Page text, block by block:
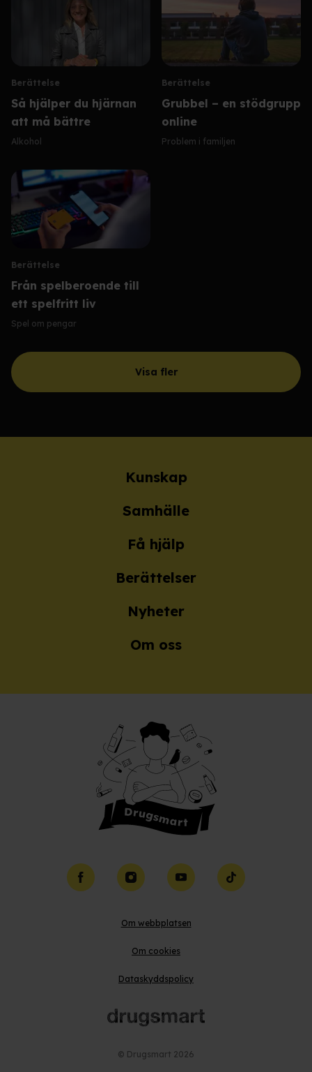
Berättelse
Så hjälper du hjärnan
att må bättre
Alkohol
Berättelse
Grubbel – en stödgrupp
online
Problem i familjen
Berättelse
Från spelberoende till
ett spelfritt liv
Spel om pengar
Visa fler
Kunskap
Samhälle
Få hjälp
Berättelser
Nyheter
Om oss
FacebookInstagramYouTube TikTok
Om webbplatsen
Om cookies
Dataskyddspolicy
© Drugsmart 2026